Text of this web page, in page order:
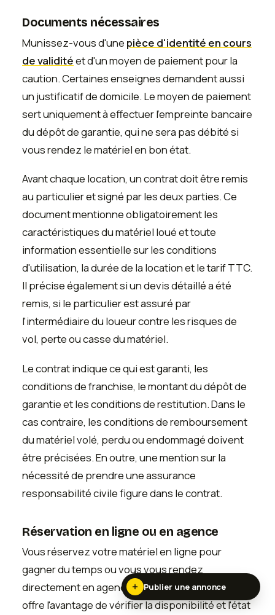
Documents nécessaires
Munissez-vous d'une pièce d'identité en cours
de validitéet d'un moyen de paiement pour la
caution. Certaines enseignes demandent aussi
un justificatif de domicile. Le moyen de paiement
sert uniquement à effectuer l'empreinte bancaire
du dépôt de garantie, qui ne sera pas débité si
vous rendez le matériel en bon état.
Avant chaque location, un contrat doit être remis
au particulier et signé par les deux parties. Ce
document mentionne obligatoirement les
caractéristiques du matériel loué et toute
information essentielle sur les conditions
d'utilisation, la durée de la location et le tarif TTC.
Il précise également si un devis détaillé a été
remis, si le particulier est assuré par
l'intermédiaire du loueur contre les risques de
vol, perte ou casse du matériel.
Le contrat indique ce qui est garanti, les
conditions de franchise, le montant du dépôt de
garantie et les conditions de restitution. Dans le
cas contraire, les conditions de remboursement
du matériel volé, perdu ou endommagé doivent
être précisées. En outre, une mention sur la
nécessité de prendre une assurance
responsabilité civile figure dans le contrat.
Réservation en ligne ou en agence
Vous réservez votre matériel en ligne pour
gagner du temps ou vous vous rendez
directement en agence. La réservation en ligne
offre l'avantage de vérifier la disponibilité et l'état
Publier une annonce